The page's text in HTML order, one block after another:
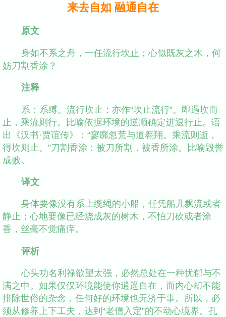
来去自如 融通自在
原文
身如不系之舟，一任流行坎止；心似既灰之木，何
妨刀割香涂？
注释
系：系缚。流行坎止：亦作“坎止流行”。即遇坎而
止，乘流则行。比喻依据环境的逆顺确定进退行止。语
出《汉书·贾谊传》：“寥廓忽荒与道翱翔。乘流则逝，
得坎则止。”刀割香涂：被刀所割，被香所涂。比喻毁誉
成败。
译文
身体要像没有系上缆绳的小船，任凭船儿飘流或者
静止；心地要像已经烧成灰的树木，不怕刀砍或者涂
香，丝毫不觉痛痒。
评析
心头功名利禄欲望太强，必然总处在一种忧郁与不
满之中。如果仅仅环境能使你逍遥自在，而内心却不能
排除世俗的杂念，任何好的环境也无济于事。所以，必
须从修养上下工夫，达到“老僧入定”的不动心境界。孔